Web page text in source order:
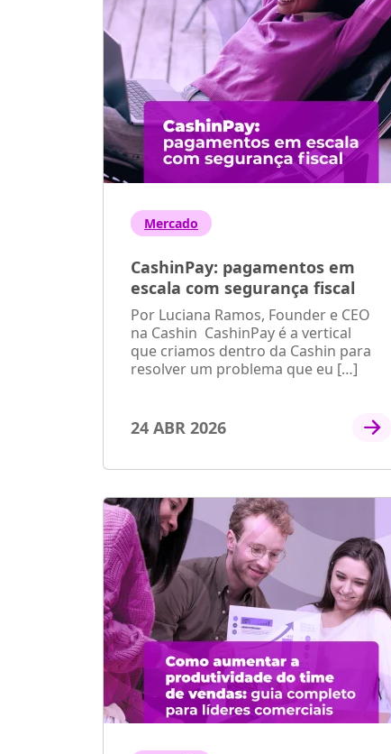
Mercado
CashinPay: pagamentos em
escala com segurança fiscal
Por Luciana Ramos, Founder e CEO
na Cashin CashinPay é a vertical
que criamos dentro da Cashin para
resolver um problema que eu […]
24 ABR 2026